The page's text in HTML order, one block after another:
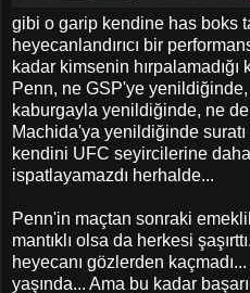
gibi o garip kendine has boks
heyecanlandırıcı bir
kadar kimsenin hırpalamadığı
Penn, ne GSP'ye yenildiğinde,
kaburgayla yenildiğinde, ne
Machida'ya yenildiğinde
kendini UFC seyircilerine
ispatlayamazdı herhalde...
Penn'in maçtan sonraki
mantıklı olsa da herkesi
heyecanı gözlerden
yaşında... Ama bu kadar